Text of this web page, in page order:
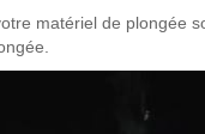
matériel de plongée